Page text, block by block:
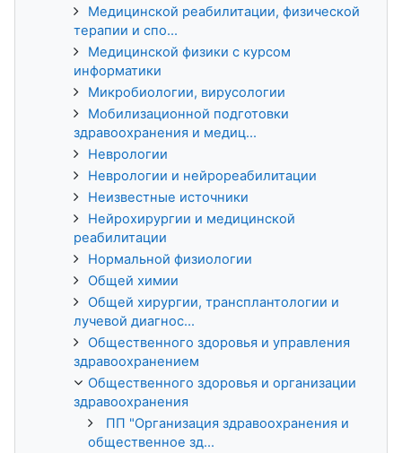
Медицинской реабилитации, физической
терапии и спо...
Медицинской физики с курсом
информатики
Микробиологии, вирусологии
Мобилизационной подготовки
здравоохранения и медиц...
Неврологии
Неврологии и нейрореабилитации
Неизвестные источники
Нейрохирургии и медицинской
реабилитации
Нормальной физиологии
Общей химии
Общей хирургии, трансплантологии и
лучевой диагнос...
Общественного здоровья и управления
здравоохранением
Общественного здоровья и организации
здравоохранения
ПП "Организация здравоохранения и
общественное зд...